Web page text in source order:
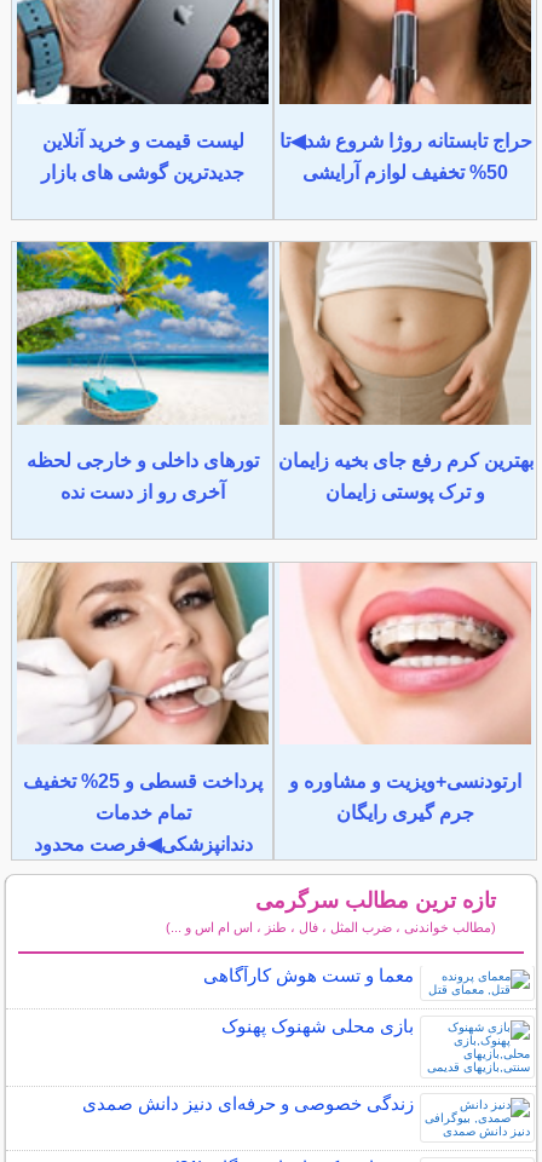
حراج تابستانه روژا شروع شد◀تا
50% تخفیف لوازم آرایشی
لیست قیمت و خرید آنلاین
جدیدترین گوشی های بازار
بهترین کرم رفع جای بخیه زایمان
و ترک پوستی زایمان
تورهای داخلی و خارجی لحظه
آخری رو از دست نده
ارتودنسی+ویزیت و مشاوره و
جرم گیری رایگان
پرداخت قسطی و 25% تخفیف
تمام خدمات
دندانپزشکی◀فرصت محدود
تازه ترین مطالب سرگرمی
(مطالب خواندنی ، ضرب المثل ، فال ، طنز ، اس ام اس و ...)
معما و تست هوش کارآگاهی
بازی محلی شهنوک پهنوک
زندگی خصوصی و حرفه‌ای دنیز دانش صمدی